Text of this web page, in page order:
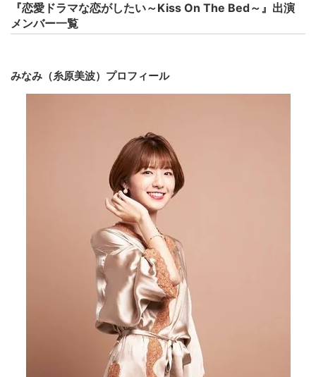
『恋愛ドラマな恋がしたい～Kiss On The Bed～』出演
メンバー一覧
みなみ（糸原美波）プロフィール